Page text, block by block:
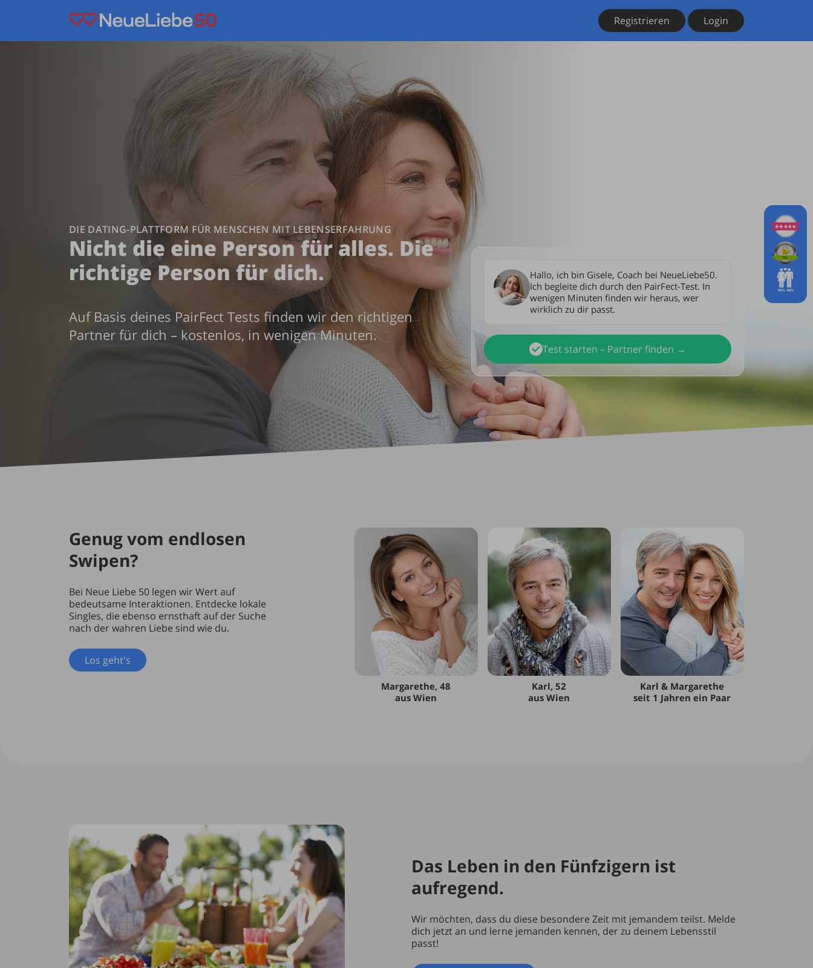
Registrieren Login
DIE DATING-PLATTFORM FÜR MENSCHEN MIT LEBENSERFAHRUNG
Nicht die eine Person für alles. Die
richtige Person für dich.
Auf Basis deines PairFect Tests finden wir den richtigen
Partner für dich – kostenlos, in wenigen Minuten.
Hallo, ich bin Gisele, Coach bei NeueLiebe50.
Ich begleite dich durch den PairFect-Test. In
wenigen Minuten finden wir heraus, wer
wirklich zu dir passt.
Test starten – Partner finden →
Genug vom endlosen
Swipen?
Bei Neue Liebe 50 legen wir Wert auf
bedeutsame Interaktionen. Entdecke lokale
Singles, die ebenso ernsthaft auf der Suche
nach der wahren Liebe sind wie du.
Los geht's
Margarethe, 48
aus Wien
Karl, 52
aus Wien
Karl & Margarethe
seit 1 Jahren ein Paar
Das Leben in den Fünfzigern ist
aufregend.
Wir möchten, dass du diese besondere Zeit mit jemandem teilst. Melde
dich jetzt an und lerne jemanden kennen, der zu deinem Lebensstil
passt!